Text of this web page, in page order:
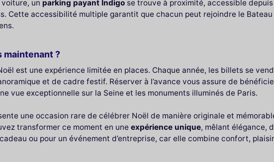
un parking payant Indigo se trouve à proximité, accessible
Cette accessibilité multiple garantit que chacun peut rejoindre le
maintenant ?
est une expérience limitée en places. Chaque année, les billets se
et de cadre festif. Réserver à l’avance vous assure de
vue exceptionnelle sur la Seine et les monuments illuminés de Paris.
une occasion rare de célébrer Noël de manière originale et
transformer ce moment en une expérience unique, mêlant élégance,
ou pour un événement d’entreprise, car elle combine confort,